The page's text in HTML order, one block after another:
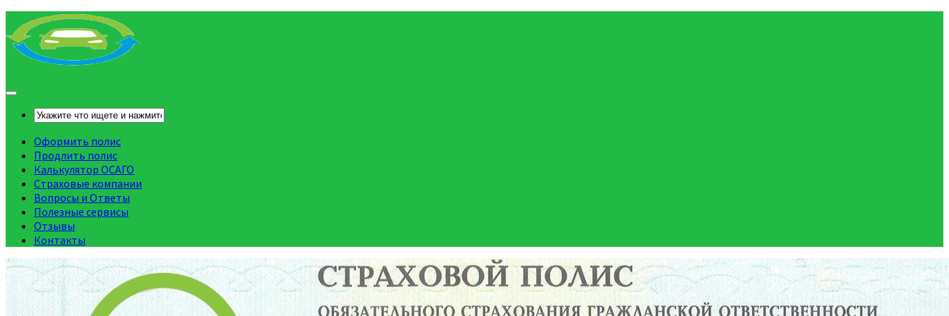
Оформить полис
Продлить полис
Калькулятор ОСАГО
Страховые компании
Вопросы и Ответы
Полезные сервисы
Отзывы
Контакты